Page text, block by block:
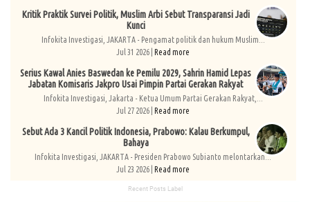
Kritik Praktik Survei Politik, Muslim Arbi Sebut Transparansi Jadi
Kunci
Infokita Investigasi, JAKARTA - Pengamat politik dan hukum Muslim...
Jul 31 2026 | Read more
Serius Kawal Anies Baswedan ke Pemilu 2029, Sahrin Hamid Lepas
Jabatan Komisaris Jakpro Usai Pimpin Partai Gerakan Rakyat
Infokita Investigasi, Jakarta - Ketua Umum Partai Gerakan Rakyat,...
Jul 27 2026 | Read more
Sebut Ada 3 Kancil Politik Indonesia, Prabowo: Kalau Berkumpul,
Bahaya
Infokita Investigasi, JAKARTA - Presiden Prabowo Subianto melontarkan...
Jul 23 2026 | Read more
Recent Posts Label